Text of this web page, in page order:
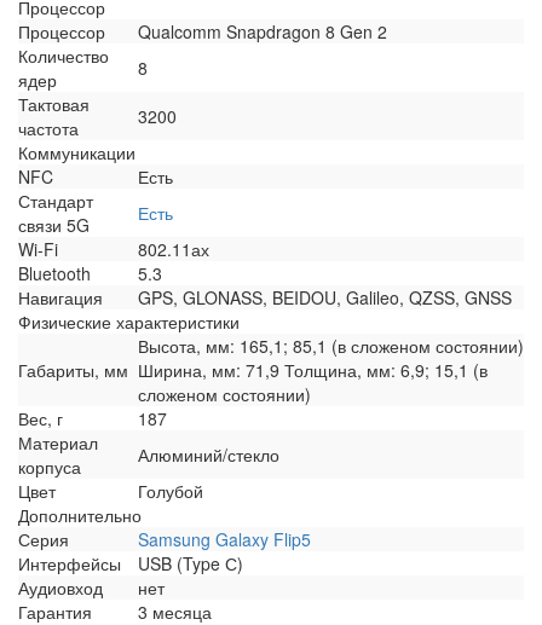
Процессор
Процессор
Qualcomm Snapdragon 8 Gen 2
Количество
ядер
8
Тактовая
частота
3200
Коммуникации
NFC
Есть
Стандарт
связи 5G
Есть
Wi-Fi
802.11ах
Bluetooth
5.3
Навигация
GPS, GLONASS, BEIDOU, Galileo, QZSS, GNSS
Физические характеристики
Габариты, мм
Высота, мм: 165,1; 85,1 (в сложеном состоянии)
Ширина, мм: 71,9 Толщина, мм: 6,9; 15,1 (в
сложеном состоянии)
Вес, г
187
Материал
корпуса
Алюминий/стекло
Цвет
Голубой
Дополнительно
Серия
Samsung Galaxy Flip5
Интерфейсы
USB (Type С)
Аудиовход
нет
Гарантия
3 месяца